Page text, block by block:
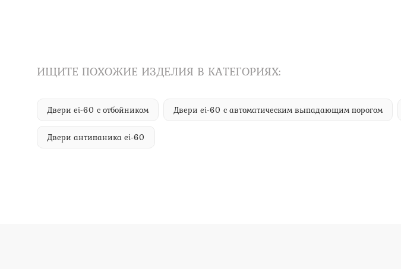
ИЩИТЕ ПОХОЖИЕ ИЗДЕЛИЯ В КАТЕГОРИЯХ:
Двери ei-60 с отбойником Двери ei-60 с автоматическим выпадающим порогом
Двери антипаника ei-60